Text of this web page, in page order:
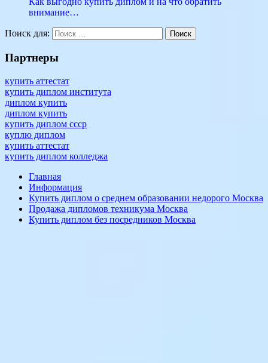
внимание…
высшееГознакдокумент недорогоработа
Поиск для: Поиск
Партнеры
купить аттестат
купить диплом института
диплом купить
диплом купить
купить диплом ссср
куплю диплом
купить аттестат
купить диплом колледжа
Главная
Информация
Купить диплом о среднем образовании недорого Москва
Продажа дипломов техникума Москва
Купить диплом без посредников Москва